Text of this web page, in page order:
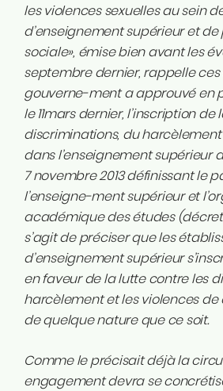
les violences sexuelles au sein
d’enseignement supérieur et
sociale», émise bien avant les
septembre dernier, rappelle ces
gouverne-ment a approuvé en
le 11mars dernier, l’inscription
discriminations, du
dans l’enseignement supérieur
7 novembre 2013 définissant le
l’enseigne-ment supérieur et
académique des études (décret
s’agit de préciser que les
d’enseignement supérieur
en faveur de la lutte contre les
harcèlement et les violences
de quelque nature que ce soit.
Comme le précisait déjà la
engagement devra se